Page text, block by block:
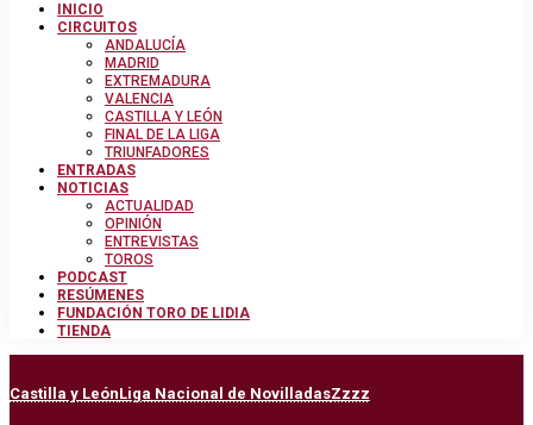
INICIO
CIRCUITOS
ANDALUCÍA
MADRID
EXTREMADURA
VALENCIA
CASTILLA Y LEÓN
FINAL DE LA LIGA
TRIUNFADORES
ENTRADAS
NOTICIAS
ACTUALIDAD
OPINIÓN
ENTREVISTAS
TOROS
PODCAST
RESÚMENES
FUNDACIÓN TORO DE LIDIA
TIENDA
Castilla y LeónLiga Nacional de NovilladasZzzz